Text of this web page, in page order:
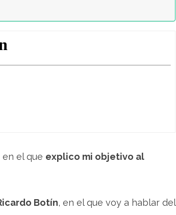
el que explico mi objetivo al
Botín, en el que voy a hablar del